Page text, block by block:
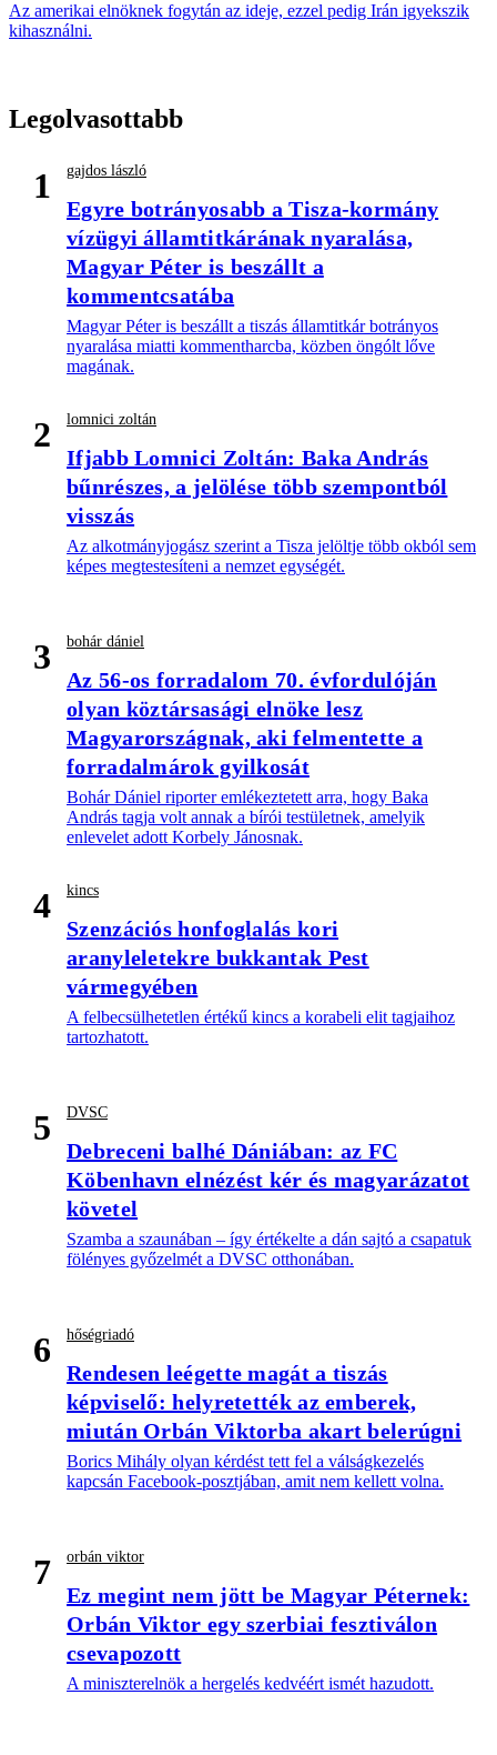
Az amerikai elnöknek fogytán az ideje, ezzel pedig Irán igyekszik
kihasználni.
Legolvasottabb
1 gajdos lászló
Egyre botrányosabb a Tisza-kormány
vízügyi államtitkárának nyaralása,
Magyar Péter is beszállt a
kommentcsatába
Magyar Péter is beszállt a tiszás államtitkár botrányos
nyaralása miatti kommentharcba, közben öngólt lőve
magának.
2 lomnici zoltán
Ifjabb Lomnici Zoltán: Baka András
bűnrészes, a jelölése több szempontból
visszás
Az alkotmányjogász szerint a Tisza jelöltje több okból sem
képes megtestesíteni a nemzet egységét.
3 bohár dániel
Az 56-os forradalom 70. évfordulóján
olyan köztársasági elnöke lesz
Magyarországnak, aki felmentette a
forradalmárok gyilkosát
Bohár Dániel riporter emlékeztetett arra, hogy Baka
András tagja volt annak a bírói testületnek, amelyik
enlevelet adott Korbely Jánosnak.
4 kincs
Szenzációs honfoglalás kori
aranyleletekre bukkantak Pest
vármegyében
A felbecsülhetetlen értékű kincs a korabeli elit tagjaihoz
tartozhatott.
5 DVSC
Debreceni balhé Dániában: az FC
Köbenhavn elnézést kér és magyarázatot
követel
Szamba a szaunában – így értékelte a dán sajtó a csapatuk
fölényes győzelmét a DVSC otthonában.
6 hőségriadó
Rendesen leégette magát a tiszás
képviselő: helyretették az emberek,
miután Orbán Viktorba akart belerúgni
Borics Mihály olyan kérdést tett fel a válságkezelés
kapcsán Facebook-posztjában, amit nem kellett volna.
7 orbán viktor
Ez megint nem jött be Magyar Péternek:
Orbán Viktor egy szerbiai fesztiválon
csevapozott
A miniszterelnök a hergelés kedvéért ismét hazudott.